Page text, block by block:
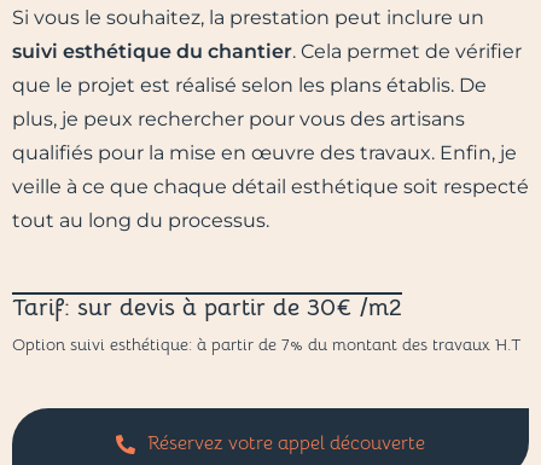
Si vous le souhaitez, la prestation peut inclure un
suivi esthétique du chantier. Cela permet de vérifier
que le projet est réalisé selon les plans établis. De
plus, je peux rechercher pour vous des artisans
qualifiés pour la mise en œuvre des travaux. Enfin, je
veille à ce que chaque détail esthétique soit respecté
tout au long du processus.
Tarif: sur devis à partir de 30€ /m2
Option suivi esthétique: à partir de 7% du montant des travaux H.T
Réservez votre appel découverte